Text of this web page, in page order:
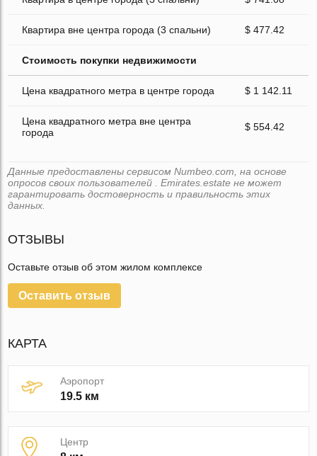
Квартира вне центра города (3 спальни) $ 477.42
Стоимость покупки недвижимости
Цена квадратного метра в центре города $ 1 142.11
Цена квадратного метра вне центра
города
$ 554.42
Данные предоставлены сервисом Numbeo.com, на основе
опросов своих пользователей . Emirates.estate не может
гарантировать достоверность и правильность этих
данных.
ОТЗЫВЫ
Оставьте отзыв об этом жилом комплексе
Оставить отзыв
КАРТА
Аэропорт
19.5 км
Центр